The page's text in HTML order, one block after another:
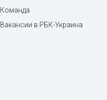
Команда
Вакансии в РБК-Украина